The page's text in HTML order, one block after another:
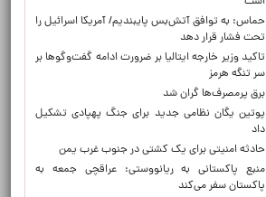
حماس: به توافق آتش‌بس پایبندیم/ آمریکا اسرائیل را
تحت فشار قرار دهد
تاکید وزیر خارجه ایتالیا بر ضرورت ادامه گفت‌وگوها بر
سر تنگه هرمز
برق پرمصرف‌ها گران شد
پوتین یگان نظامی جدید برای جنگ پهپادی تشکیل
داد
حادثه امنیتی برای یک کشتی در جنوب غرب یمن
منبع پاکستانی به ریانووستی: عراقچی جمعه به
پاکستان سفر می‌کند